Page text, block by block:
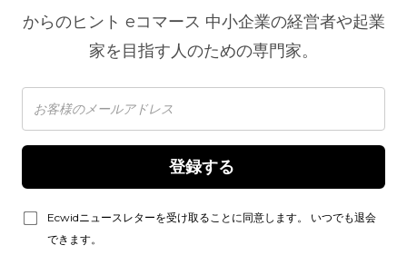
からのヒント eコマース 中小企業の経営者や起業
家を目指す人のための専門家。
Ecwidニュースレターを受け取ることに同意します。 いつでも退会
できます。